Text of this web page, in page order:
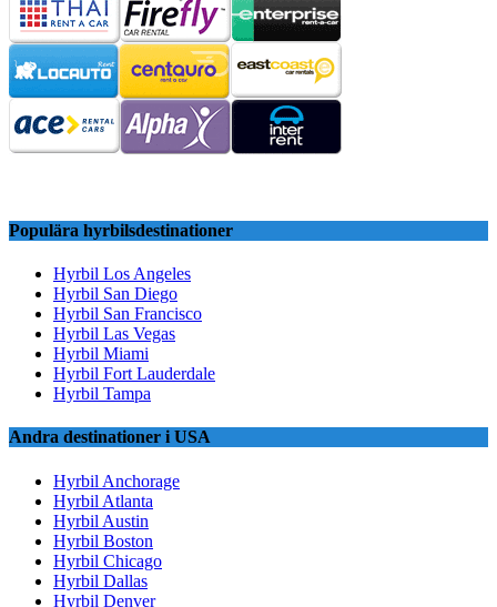
Populära hyrbilsdestinationer
Hyrbil Los Angeles
Hyrbil San Diego
Hyrbil San Francisco
Hyrbil Las Vegas
Hyrbil Miami
Hyrbil Fort Lauderdale
Hyrbil Tampa
Andra destinationer i USA
Hyrbil Anchorage
Hyrbil Atlanta
Hyrbil Austin
Hyrbil Boston
Hyrbil Chicago
Hyrbil Dallas
Hyrbil Denver